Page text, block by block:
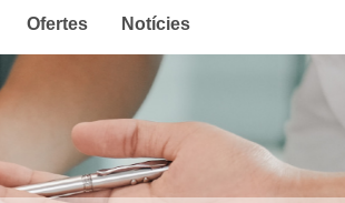
Ofertes Notícies